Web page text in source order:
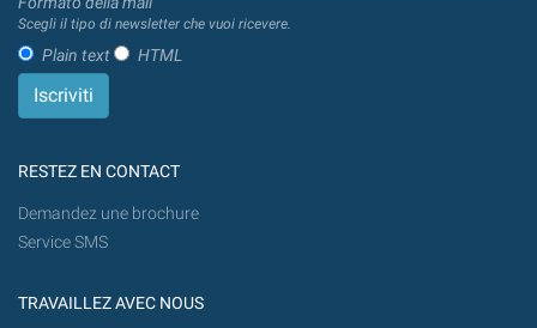
Scegli il tipo di newsletter che vuoi ricevere.
Plain text HTML
RESTEZ EN CONTACT
Demandez une brochure
Service SMS
TRAVAILLEZ AVEC NOUS